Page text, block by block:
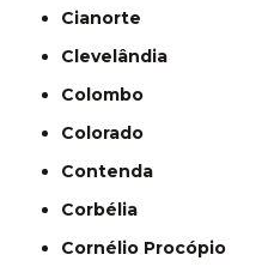
Cianorte
Clevelândia
Colombo
Colorado
Contenda
Corbélia
Cornélio Procópio